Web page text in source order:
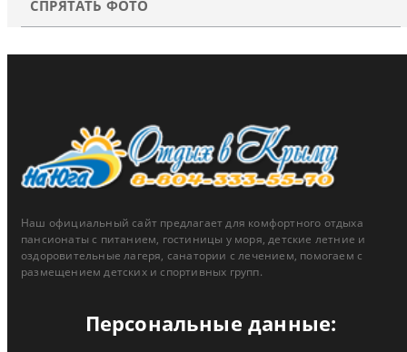
СПРЯТАТЬ ФОТО
Наш официальный сайт предлагает для комфортного отдыха
пансионаты с питанием, гостиницы у моря, детские летние и
оздоровительные лагеря, санатории с лечением, помогаем с
размещением детских и спортивных групп.
Персональные данные: